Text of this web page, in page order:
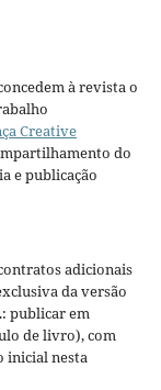
à revista o
Creative
do
e publicação
adicionais
da versão
publicar em
de livro), com
inicial nesta